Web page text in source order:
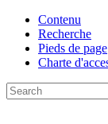
Contenu
Recherche
Pieds de page
Charte